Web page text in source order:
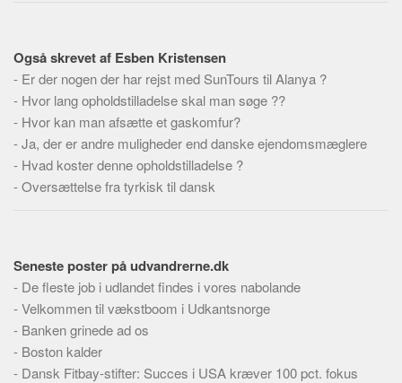
Om
Webstedet
Forhistorien
Redigering
Tekstannoncer
Også skrevet af Esben Kristensen
- Er der nogen der har rejst med SunTours til Alanya ?
- Hvor lang opholdstilladelse skal man søge ??
- Hvor kan man afsætte et gaskomfur?
-Ja, der er andre muligheder end danske ejendomsmæglere
- Hvad koster denne opholdstilladelse ?
-Oversættelse fra tyrkisk til dansk
Seneste poster på udvandrerne.dk
- De fleste job i udlandet findes i vores nabolande
-Velkommen til vækstboom i Udkantsnorge
- Banken grinede ad os
- Boston kalder
- Dansk Fitbay-stifter: Succes i USA kræver 100 pct. fokus